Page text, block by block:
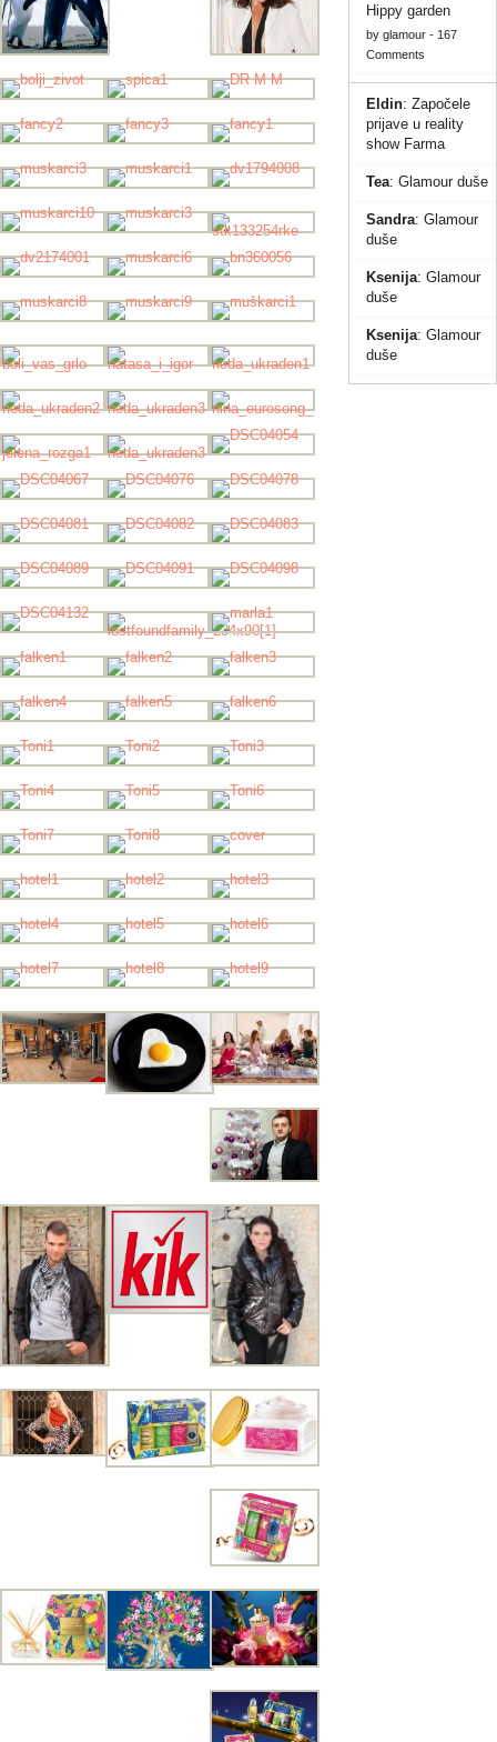
Hippy garden
by glamour- 167
Comments
Eldin: Započele
prijave u reality
show Farma
Tea: Glamour duše
Sandra: Glamour
duše
Ksenija: Glamour
duše
Ksenija: Glamour
duše